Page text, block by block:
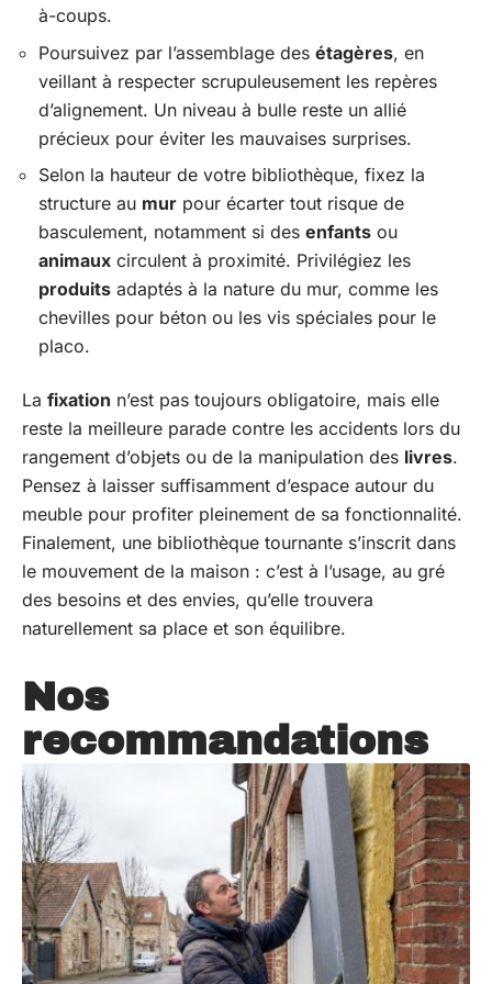
à-coups.
Poursuivez par l’assemblage des étagères, en
veillant à respecter scrupuleusement les repères
d’alignement. Un niveau à bulle reste un allié
précieux pour éviter les mauvaises surprises.
Selon la hauteur de votre bibliothèque, fixez la
structure au mur pour écarter tout risque de
basculement, notamment si des enfants ou
animaux circulent à proximité. Privilégiez les
produits adaptés à la nature du mur, comme les
chevilles pour béton ou les vis spéciales pour le
placo.
La fixation n’est pas toujours obligatoire, mais elle
reste la meilleure parade contre les accidents lors du
rangement d’objets ou de la manipulation des livres.
Pensez à laisser suffisamment d’espace autour du
meuble pour profiter pleinement de sa fonctionnalité.
Finalement, une bibliothèque tournante s’inscrit dans
le mouvement de la maison : c’est à l’usage, au gré
des besoins et des envies, qu’elle trouvera
naturellement sa place et son équilibre.
Nos
recommandations